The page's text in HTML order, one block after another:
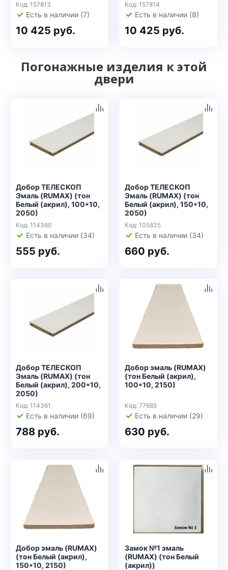
Код: 157813
Есть в наличии (7)
10 425 руб.
Код: 157814
Есть в наличии (8)
10 425 руб.
Погонажные изделия к этой
двери
Добор ТЕЛЕСКОП
Эмаль (RUMAX) (тон
Белый (акрил), 100*10,
2050)
Код: 114360
Есть в наличии (34)
555 руб.
Добор ТЕЛЕСКОП
Эмаль (RUMAX) (тон
Белый (акрил), 150*10,
2050)
Код: 105835
Есть в наличии (34)
660 руб.
Добор ТЕЛЕСКОП
Эмаль (RUMAX) (тон
Белый (акрил), 200*10,
2050)
Код: 114361
Есть в наличии (69)
788 руб.
Добор эмаль (RUMAX)
(тон Белый (акрил),
100*10, 2150)
Код: 77685
Есть в наличии (29)
630 руб.
Добор эмаль (RUMAX)
(тон Белый (акрил),
150*10, 2150)
Замок №1 эмаль
(RUMAX) (тон Белый
(акрил))